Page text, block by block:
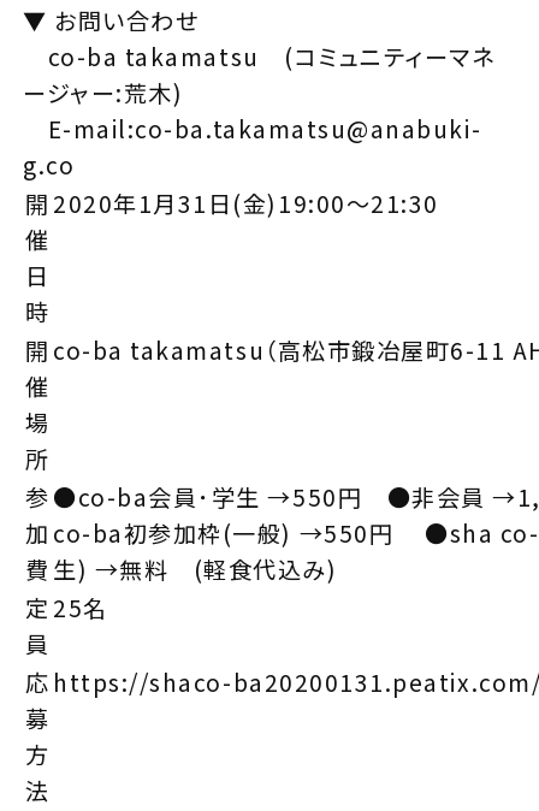
▼ お問い合わせ
co-ba takamatsu (コミュニティーマネ
ージャー:荒木)
E-mail:co-ba.takamatsu@anabuki-
g.co
開
催
日
時
2020年1月31日(金)19:00～21:30
開
催
場
所
co-ba takamatsu（高松市鍛冶屋町6-11
参
加
費
●co-ba会員･学生 →550円 ●非会員
co-ba初参加枠(一般) →550円 ●sha co-
生) →無料 (軽食代込み)
定
員
25名
応
募
方
法
https://shaco-